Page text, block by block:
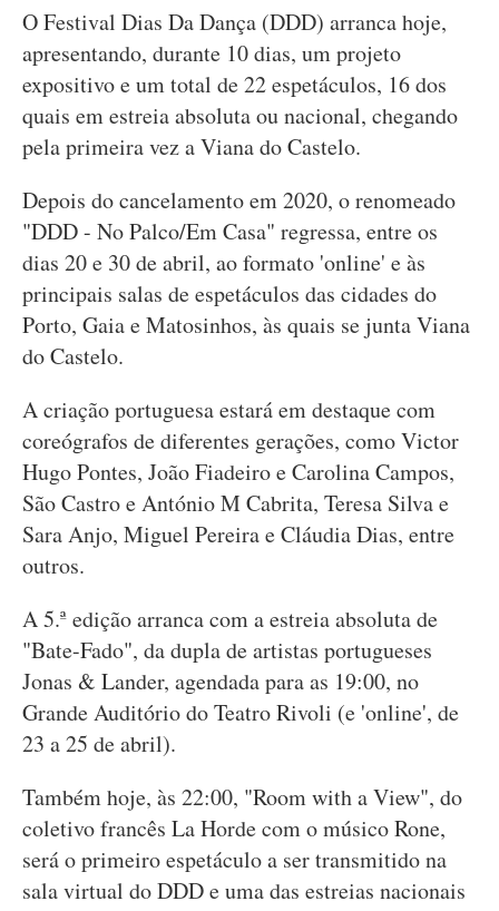
O Festival Dias Da Dança (DDD) arranca hoje,
apresentando, durante 10 dias, um projeto
expositivo e um total de 22 espetáculos, 16 dos
quais em estreia absoluta ou nacional, chegando
pela primeira vez a Viana do Castelo.
Depois do cancelamento em 2020, o renomeado
"DDD - No Palco/Em Casa" regressa, entre os
dias 20 e 30 de abril, ao formato 'online' e às
principais salas de espetáculos das cidades do
Porto, Gaia e Matosinhos, às quais se junta Viana
do Castelo.
A criação portuguesa estará em destaque com
coreógrafos de diferentes gerações, como Victor
Hugo Pontes, João Fiadeiro e Carolina Campos,
São Castro e António M Cabrita, Teresa Silva e
Sara Anjo, Miguel Pereira e Cláudia Dias, entre
outros.
A 5.ª edição arranca com a estreia absoluta de
"Bate-Fado", da dupla de artistas portugueses
Jonas & Lander, agendada para as 19:00, no
Grande Auditório do Teatro Rivoli (e 'online', de
23 a 25 de abril).
Também hoje, às 22:00, "Room with a View", do
coletivo francês La Horde com o músico Rone,
será o primeiro espetáculo a ser transmitido na
sala virtual do DDD e uma das estreias nacionais